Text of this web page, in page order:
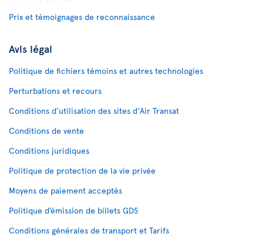
Prix et témoignages de reconnaissance
Avis légal
Politique de fichiers témoins et autres technologies
Perturbations et recours
Conditions d’utilisation des sites d'Air Transat
Conditions de vente
Conditions juridiques
Politique de protection de la vie privée
Moyens de paiement acceptés
Politique d’émission de billets GDS
Conditions générales de transport et Tarifs